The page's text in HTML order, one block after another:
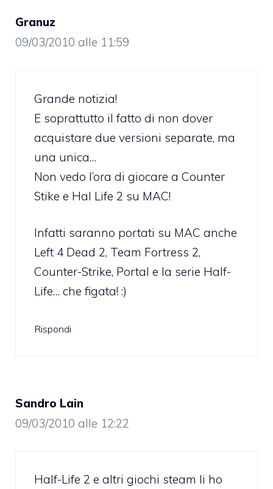
Granuz
09/03/2010 alle 11:59
Grande notizia!
E soprattutto il fatto di non dover
acquistare due versioni separate, ma
una unica…
Non vedo l’ora di giocare a Counter
Stike e Hal Life 2 su MAC!
Infatti saranno portati su MAC anche
Left 4 Dead 2, Team Fortress 2,
Counter-Strike, Portal e la serie Half-
Life… che figata! :)
Rispondi
Sandro Lain
09/03/2010 alle 12:22
Half-Life 2 e altri giochi steam li ho